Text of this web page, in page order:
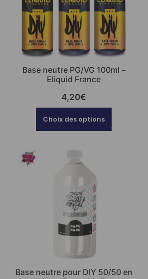
Base neutre PG/VG 100ml –
Eliquid France
4,20€
Choix des options
Base neutre pour DIY 50/50 en